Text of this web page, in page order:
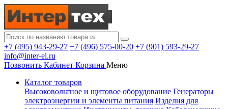
+7 (495) 943-29-27 +7 (496) 575-00-20 +7 (901) 593-29-27
info@inter-el.ru
Позвонить Кабинет Корзина Меню
Каталог товаров
Высоковольтное и щитовое оборудование Генераторы
электроэнергии и элементы питания Изделия для